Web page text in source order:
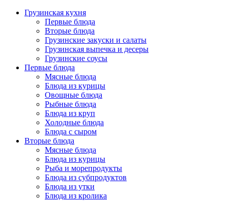
Грузинская кухня
Первые блюда
Вторые блюда
Грузинские закуски и салаты
Грузинская выпечка и десеры
Грузинские соусы
Первые блюда
Мясные блюда
Блюда из курицы
Овощные блюда
Рыбные блюда
Блюда из круп
Холодные блюда
Блюда с сыром
Вторые блюда
Мясные блюда
Блюда из курицы
Рыба и морепродукты
Блюда из субпродуктов
Блюда из утки
Блюда из кролика